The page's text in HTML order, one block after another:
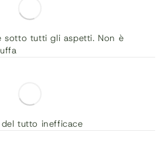
sotto tutti gli aspetti. Non è
tutto inefficace